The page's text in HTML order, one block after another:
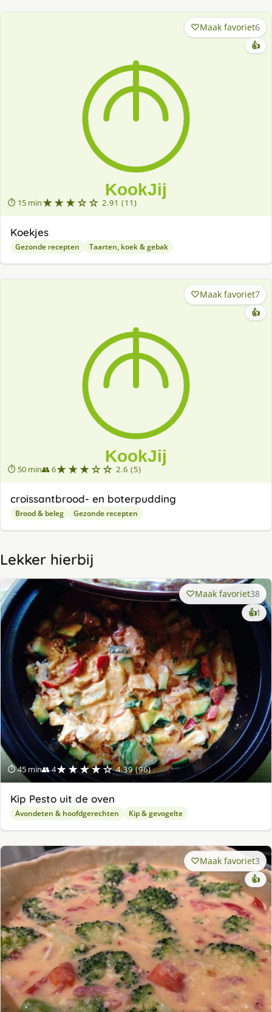
⏱ 15 min★★★☆☆ 2.91 (11)
Maak favoriet6
👍
Koekjes
Gezonde recepten Taarten, koek & gebak
⏱ 50 min👥 6★★★☆☆ 2.6 (5)
Maak favoriet7
👍
croissantbrood- en boterpudding
Brood & beleg Gezonde recepten
Lekker hierbij
⏱ 45 min👥 4★★★★☆ 4.39 (96)
Maak favoriet38
👍1
Kip Pesto uit de oven
Avondeten & hoofdgerechten Kip & gevogelte
Maak favoriet3
👍